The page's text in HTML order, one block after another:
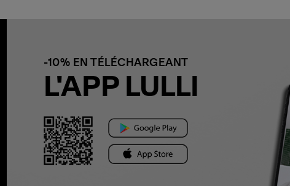
-10% EN TÉLÉCHARGEANT
L'APP LULLI